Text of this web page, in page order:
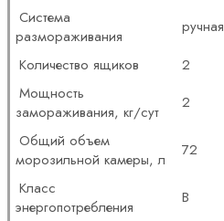
Система
размораживания
ручная
Количество ящиков
2
Мощность
замораживания, кг/сут
2
Общий объем
морозильной камеры, л
72
Класс
энергопотребления
B